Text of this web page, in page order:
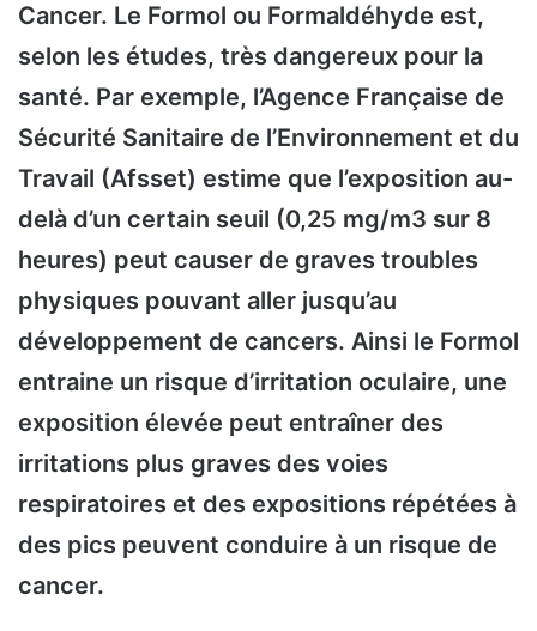
Cancer. Le Formol ou Formaldéhyde est,
selon les études, très dangereux pour la
santé. Par exemple, l’Agence Française de
Sécurité Sanitaire de l’Environnement et du
Travail (Afsset) estime que l’exposition au-
delà d’un certain seuil (0,25 mg/m3 sur 8
heures) peut causer de graves troubles
physiques pouvant aller jusqu’au
développement de cancers. Ainsi le Formol
entraine un risque d’irritation oculaire, une
exposition élevée peut entraîner des
irritations plus graves des voies
respiratoires et des expositions répétées à
des pics peuvent conduire à un risque de
cancer.